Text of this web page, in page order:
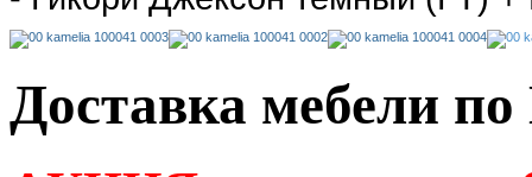
Доставка мебели